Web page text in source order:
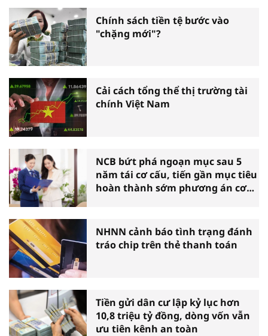
Chính sách tiền tệ bước vào
"chặng mới"?
Cải cách tổng thể thị trường tài
chính Việt Nam
NCB bứt phá ngoạn mục sau 5
năm tái cơ cấu, tiến gần mục tiêu
hoàn thành sớm phương án cơ
NHNN cảnh báo tình trạng đánh
tráo chip trên thẻ thanh toán
Tiền gửi dân cư lập kỷ lục hơn
10,8 triệu tỷ đồng, dòng vốn vẫn
ưu tiên kênh an toàn